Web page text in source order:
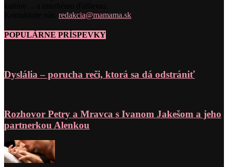
redakcia@mamama.sk
POPULÁRNE PRÍSPEVKY
Dyslália – porucha reči, ktorá sa dá odstrániť
Rozhovor Petry a Mravca s Ivanom Jakešom a jeho
partnerkou Alenkou